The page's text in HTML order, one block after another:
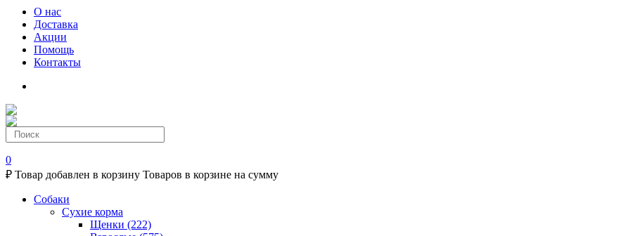
О нас
Доставка
Акции
Помощь
Контакты
0
₽ Товар добавлен в корзину Товаров в корзине на сумму
Собаки
Сухие корма
Щенки (222)